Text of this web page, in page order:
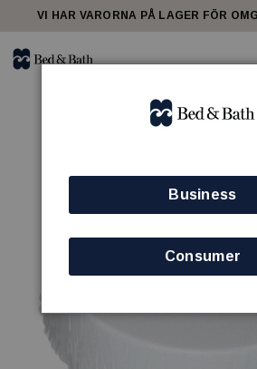
VI HAR VARORNA PÅ LAGER FÖR
Business
Consumer